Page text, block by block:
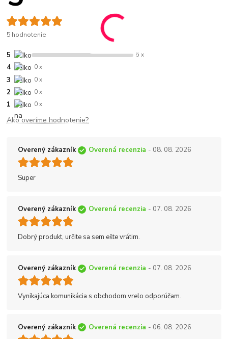
5 hodnotenie
5 5 x
4 0 x
3 0 x
2 0 x
1 0 x
Ako overíme hodnotenie?
Overený zákazník Overená recenzia - 08. 08. 2026
Super
Overený zákazník Overená recenzia - 07. 08. 2026
Dobrý produkt, určite sa sem ešte vrátim.
Overený zákazník Overená recenzia - 07. 08. 2026
Vynikajúca komunikácia s obchodom vrelo odporúčam.
Overený zákazník Overená recenzia - 06. 08. 2026